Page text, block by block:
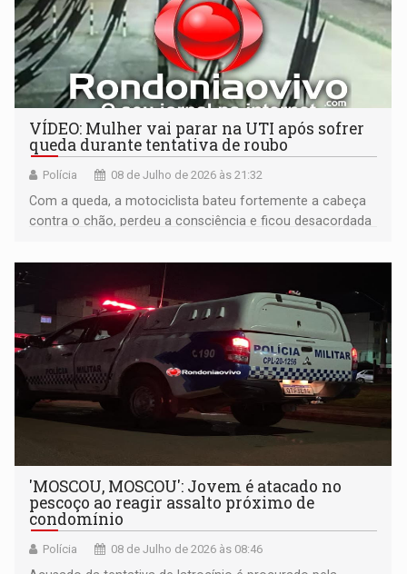
VÍDEO: Mulher vai parar na UTI após sofrer
queda durante tentativa de roubo
Polícia 08 de Julho de 2026 às 21:32
Com a queda, a motociclista bateu fortemente a cabeça
contra o chão, perdeu a consciência e ficou desacordada
'MOSCOU, MOSCOU': Jovem é atacado no
pescoço ao reagir assalto próximo de
condomínio
Polícia 08 de Julho de 2026 às 08:46